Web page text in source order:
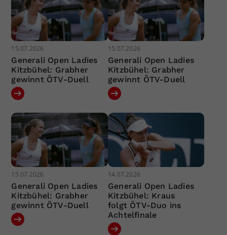
15.07.2026
Generali Open Ladies
Kitzbühel: Grabher
gewinnt ÖTV-Duell
15.07.2026
Generali Open Ladies
Kitzbühel: Grabher
gewinnt ÖTV-Duell
15.07.2026
Generali Open Ladies
Kitzbühel: Grabher
gewinnt ÖTV-Duell
14.07.2026
Generali Open Ladies
Kitzbühel: Kraus
folgt ÖTV-Duo ins
Achtelfinale